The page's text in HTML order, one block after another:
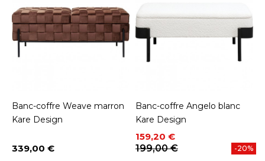
Banc-coffre Weave marron
Kare Design
Prix
339,00 €
Banc-coffre Angelo blanc
Kare Design
Prix
159,20 €
Prix de base
199,00 €
-20%